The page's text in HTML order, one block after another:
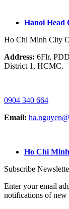
Hanoi Head
Ho Chi Minh City
Address: 6Flr,
District 1, HCMC.
0904 340 664
Email:
Ho Chi
Subscribe
Enter your email
notifications of new